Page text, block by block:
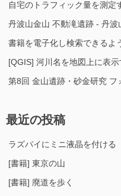
自宅のトラフィック量を測定
丹波山金山 不動滝遺跡 - 丹
書籍を電子化し検索できるよ
[QGIS] 河川名を地図上に表示
第8回 金山遺跡・砂金研究
最近の投稿
ラズパイにミニ液晶を付ける
[書籍] 東京の山
[書籍] 廃道を歩く